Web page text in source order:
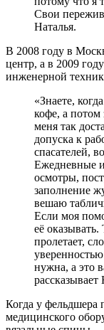
Свои
Наталья.
В 2008 году в
центр, а в 2009
инженерной
«Знаете,
кофе, а потом
меня так
допуска к
спасателей,
Ежедневные
осмотры,
заполнение
вешаю
Если моя
её
пролетает,
нужна, а это
рассказывает
Когда у фельдшера
медицинского